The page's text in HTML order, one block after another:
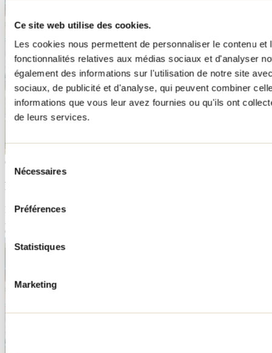
Ce site web utilise des cookies.
Les cookies nous permettent de personnaliser le contenu
fonctionnalités relatives aux médias sociaux et d'analyser
également des informations sur l'utilisation de notre site
sociaux, de publicité et d'analyse, qui peuvent combiner
informations que vous leur avez fournies ou qu'ils ont
de leurs services.
Sélection
consentement
Nécessaires
Préférences
Statistiques
Marketing
6
Ferme Guy Rivest
Rawdon
Ouverture saisonnière